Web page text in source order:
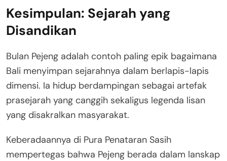
Kesimpulan: Sejarah yang
Disandikan
Bulan Pejeng adalah contoh paling epik bagaimana
Bali menyimpan sejarahnya dalam berlapis-lapis
dimensi. Ia hidup berdampingan sebagai artefak
prasejarah yang canggih sekaligus legenda lisan
yang disakralkan masyarakat.
Keberadaannya di Pura Penataran Sasih
mempertegas bahwa Pejeng berada dalam lanskap